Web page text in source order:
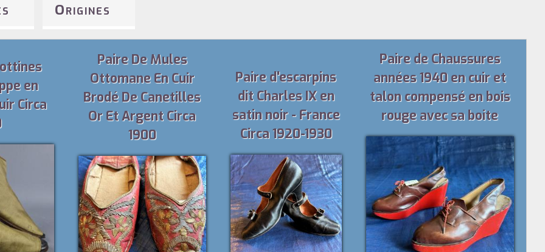
Origines
en
Circa
Paire De Mules
Ottomane En Cuir
Brodé De Canetilles
Or Et Argent Circa
1900
Paire d'escarpins
dit Charles IX en
satin noir - France
Circa 1920-1930
Paire de Chaussures
années 1940 en cuir et
talon compensé en bois
rouge avec sa boite